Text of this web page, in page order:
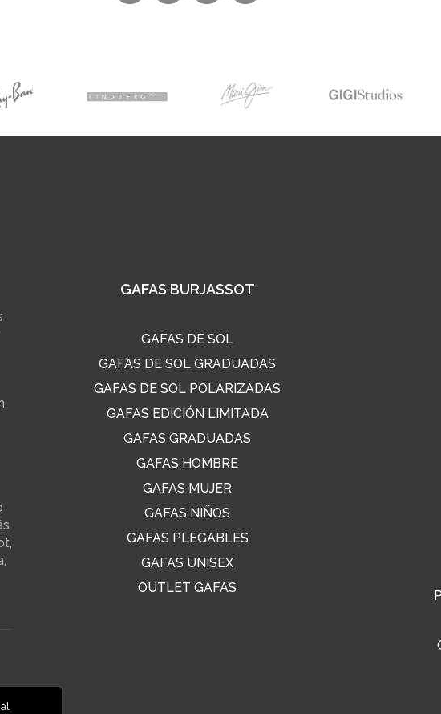
GAFAS BURJASSOT
GAFAS DE SOL
GAFAS DE SOL GRADUADAS
GAFAS DE SOL POLARIZADAS
GAFAS EDICIÓN LIMITADA
GAFAS GRADUADAS
GAFAS HOMBRE
GAFAS MUJER
GAFAS NIÑOS
GAFAS PLEGABLES
GAFAS UNISEX
OUTLET GAFAS